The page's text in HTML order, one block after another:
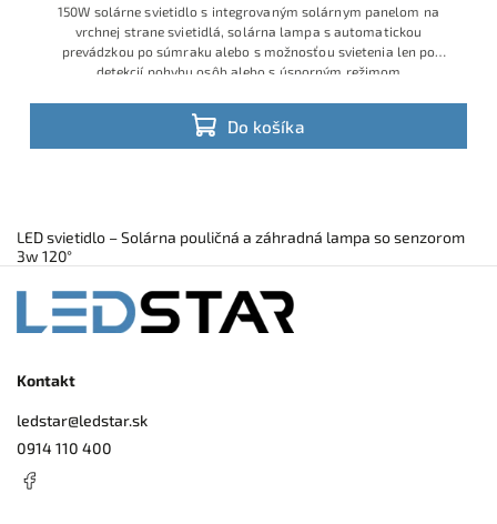
Do košíka
150W solárne svietidlo s integrovaným solárnym panelom na
vrchnej strane svietidlá, solárna lampa s automatickou
prevádzkou po súmraku alebo s možnosťou svietenia len po
detekcií pohybu osôb alebo s úsporným režimom
LED svietidlo – Solárna pouličná a záhradná lampa so senzorom
3w 120°
Kontakt
ledstar@ledstar.sk
0914 110 400